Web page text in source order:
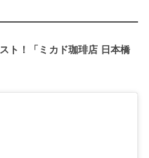
ト！「ミカド珈琲店 日本橋